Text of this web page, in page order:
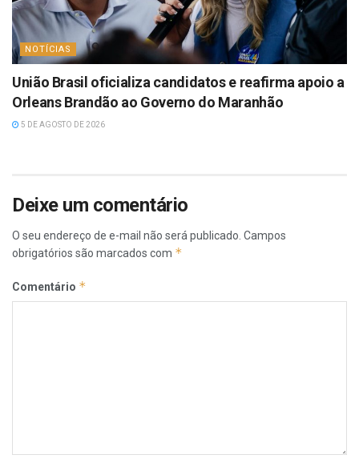
NOTÍCIAS
União Brasil oficializa candidatos e reafirma apoio a
Orleans Brandão ao Governo do Maranhão
5 DE AGOSTO DE 2026
Deixe um comentário
O seu endereço de e-mail não será publicado. Campos
obrigatórios são marcados com *
Comentário *